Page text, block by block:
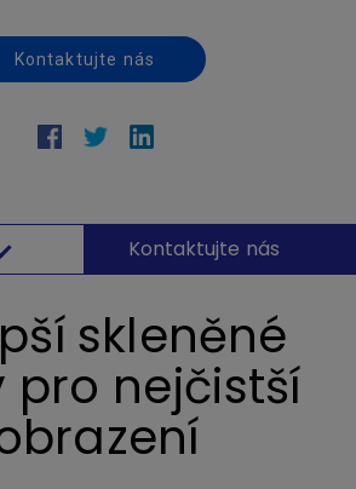
Kontaktujte nás
Kontaktujte nás
skleněné
pro nejčistší